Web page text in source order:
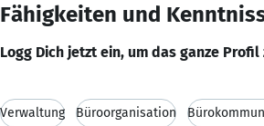
Fähigkeiten und
Logg Dich jetzt ein, um das ganze Profil
Verwaltung Büroorganisation